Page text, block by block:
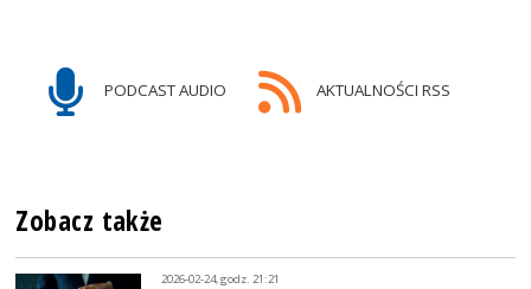
PODCAST AUDIO AKTUALNOŚCI RSS
Zobacz także
2026-02-24, godz. 21:21